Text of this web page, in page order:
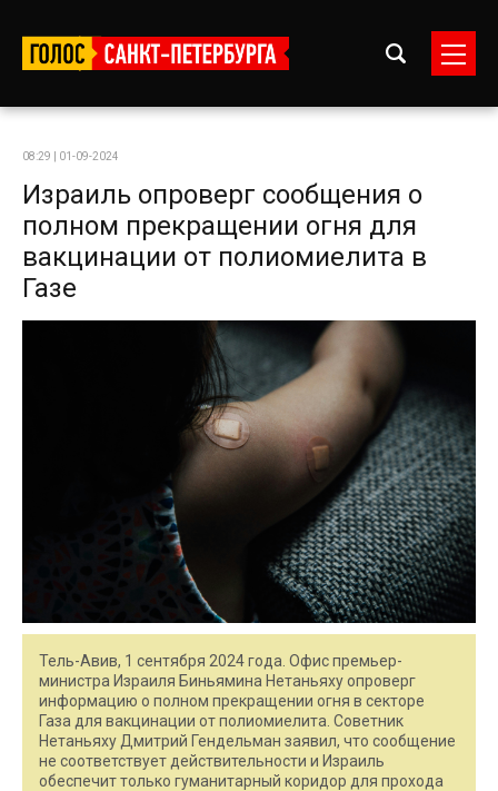
08:29 | 01-09-2024
Израиль опроверг сообщения о
полном прекращении огня для
вакцинации от полиомиелита в
Газе
Тель-Авив, 1 сентября 2024 года. Офис премьер-
министра Израиля Биньямина Нетаньяху опроверг
информацию о полном прекращении огня в секторе
Газа для вакцинации от полиомиелита. Советник
Нетаньяху Дмитрий Гендельман заявил, что сообщение
не соответствует действительности и Израиль
обеспечит только гуманитарный коридор для прохода